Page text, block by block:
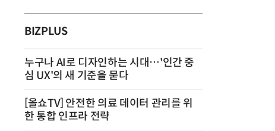
BIZPLUS
누구나 AI로 디자인하는 시대…'인간 중
심 UX'의 새 기준을 묻다
[올쇼TV] 안전한 의료 데이터 관리를 위
한 통합 인프라 전략